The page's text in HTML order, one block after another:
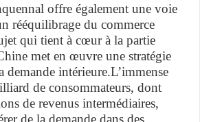
offre également une voie
rééquilibrage du commerce
qui tient à cœur à la partie
met en œuvre une stratégie
demande intérieure.L’immense
de consommateurs, dont
de revenus intermédiaires,
de la demande dans des